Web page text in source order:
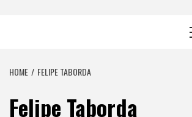
HOME FELIPE TABORDA
Felipe Taborda